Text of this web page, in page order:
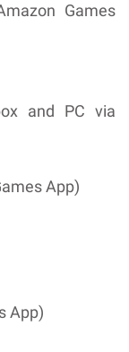
Games
and PC via
App)
App)